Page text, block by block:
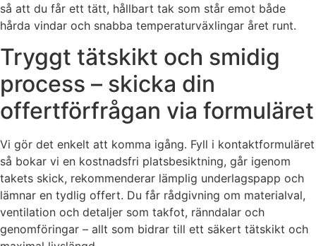
så att du får ett tätt, hållbart tak som står emot både
hårda vindar och snabba temperaturväxlingar året runt.
Tryggt tätskikt och smidig
process – skicka din
offertförfrågan via formuläret
Vi gör det enkelt att komma igång. Fyll i kontaktformuläret
så bokar vi en kostnadsfri platsbesiktning, går igenom
takets skick, rekommenderar lämplig underlagspapp och
lämnar en tydlig offert. Du får rådgivning om materialval,
ventilation och detaljer som takfot, ränndalar och
genomföringar – allt som bidrar till ett säkert tätskikt och